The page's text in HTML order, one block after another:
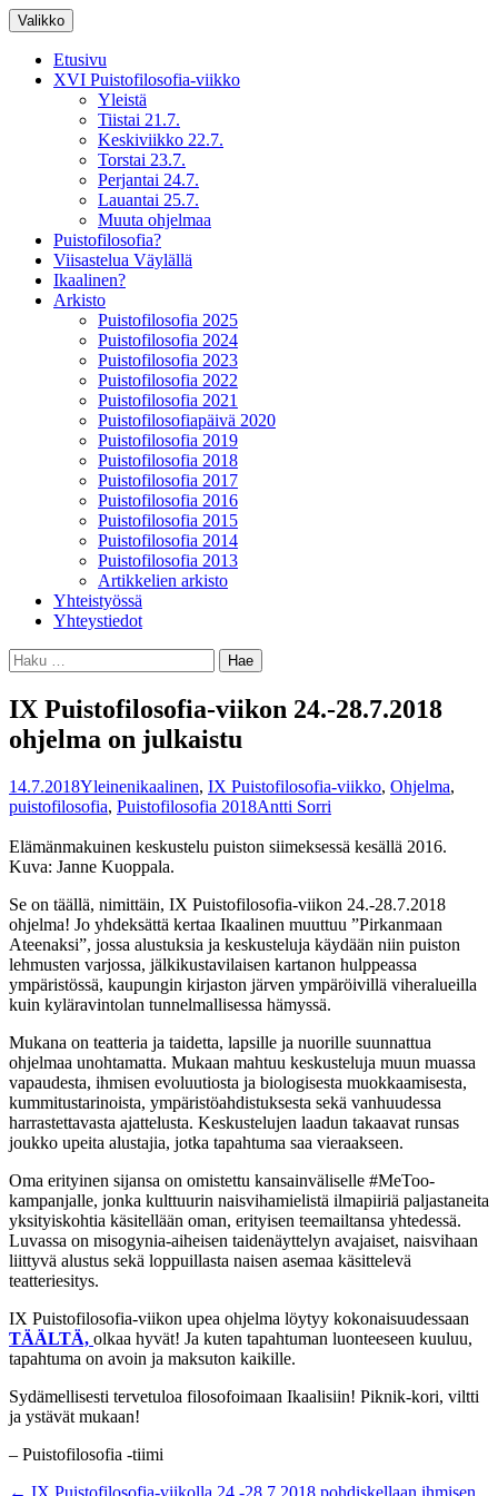
Puistofilosofia
15.-19.7.2025
Valikko Siirry
sisältöön
Etusivu
XVI Puistofilosofia-viikko
Yleistä
Tiistai 21.7.
Keskiviikko 22.7.
Torstai 23.7.
Perjantai 24.7.
Lauantai 25.7.
Muuta ohjelmaa
Puistofilosofia?
Viisastelua Väylällä
Ikaalinen?
Arkisto
Puistofilosofia 2025
Puistofilosofia 2024
Puistofilosofia 2023
Puistofilosofia 2022
Puistofilosofia 2021
Puistofilosofiapäivä 2020
Puistofilosofia 2019
Puistofilosofia 2018
Puistofilosofia 2017
Puistofilosofia 2016
Puistofilosofia 2015
Puistofilosofia 2014
Puistofilosofia 2013
Artikkelien arkisto
Yhteistyössä
Yhteystiedot
Haku:
IX Puistofilosofia-viikon 24.-28.7.2018
ohjelma on julkaistu
14.7.2018Yleinenikaalinen, IX Puistofilosofia-viikko, Ohjelma,
puistofilosofia, Puistofilosofia 2018Antti Sorri
Elämänmakuinen keskustelu puiston siimeksessä kesällä 2016.
Kuva: Janne Kuoppala.
Se on täällä, nimittäin, IX Puistofilosofia-viikon 24.-28.7.2018
ohjelma! Jo yhdeksättä kertaa Ikaalinen muuttuu ”Pirkanmaan
Ateenaksi”, jossa alustuksia ja keskusteluja käydään niin puiston
lehmusten varjossa, jälkikustavilaisen kartanon hulppeassa
ympäristössä, kaupungin kirjaston järven ympäröivillä viheralueilla
kuin kyläravintolan tunnelmallisessa hämyssä.
Mukana on teatteria ja taidetta, lapsille ja nuorille suunnattua
ohjelmaa unohtamatta. Mukaan mahtuu keskusteluja muun muassa
vapaudesta, ihmisen evoluutiosta ja biologisesta muokkaamisesta,
kummitustarinoista, ympäristöahdistuksesta sekä vanhuudessa
harrastettavasta ajattelusta. Keskustelujen laadun takaavat runsas
joukko upeita alustajia, jotka tapahtuma saa vieraakseen.
Oma erityinen sijansa on omistettu kansainväliselle #MeToo-
kampanjalle, jonka kulttuurin naisvihamielistä ilmapiiriä paljastaneita
yksityiskohtia käsitellään oman, erityisen teemailtansa yhtedessä.
Luvassa on misogynia-aiheisen taidenäyttelyn avajaiset, naisvihaan
liittyvä alustus sekä loppuillasta naisen asemaa käsittelevä
teatteriesitys.
IX Puistofilosofia-viikon upea ohjelma löytyy kokonaisuudessaan
TÄÄLTÄ, olkaa hyvät! Ja kuten tapahtuman luonteeseen kuuluu,
tapahtuma on avoin ja maksuton kaikille.
Sydämellisesti tervetuloa filosofoimaan Ikaalisiin! Piknik-kori, viltti
ja ystävät mukaan!
– Puistofilosofia -tiimi
← IX Puistofilosofia-viikolla 24.-28.7.2018 pohdiskellaan ihmisen